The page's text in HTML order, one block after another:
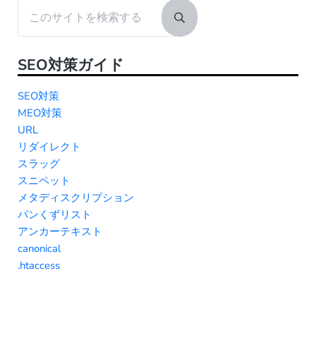
Sidebar
Submit search
SEO対策ガイド
SEO対策
MEO対策
URL
リダイレクト
スラッグ
スニペット
メタディスクリプション
パンくずリスト
アンカーテキスト
canonical
.htaccess